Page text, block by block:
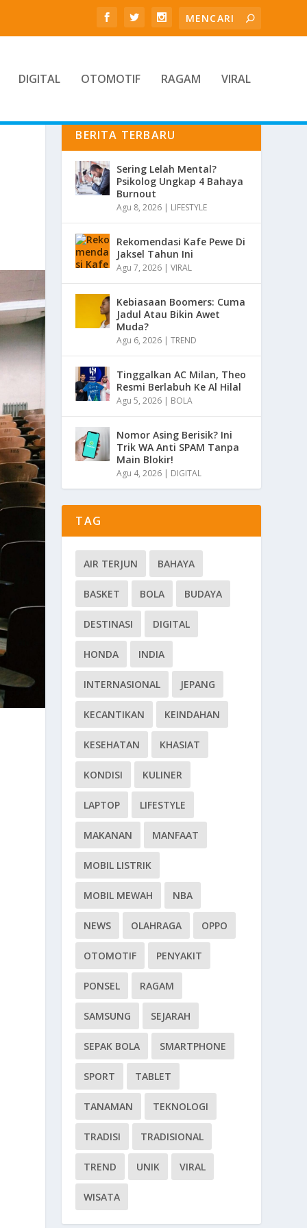
DIGITAL OTOMOTIF RAGAM VIRAL
BERITA TERBARU
Sering Lelah Mental?
Psikolog Ungkap 4 Bahaya
Burnout
Agu 8, 2026 | LIFESTYLE
Rekomendasi Kafe Pewe Di
Jaksel Tahun Ini
Agu 7, 2026 |VIRAL
Kebiasaan Boomers: Cuma
Jadul Atau Bikin Awet
Muda?
Agu 6, 2026 |TREND
Tinggalkan AC Milan, Theo
Resmi Berlabuh Ke Al Hilal
Agu 5, 2026 | BOLA
Nomor Asing Berisik? Ini
Trik WA Anti SPAM Tanpa
Main Blokir!
Agu 4, 2026 | DIGITAL
TAG
AIR TERJUN BAHAYA
BASKET BOLA BUDAYA
DESTINASI DIGITAL
HONDA INDIA
INTERNASIONAL JEPANG
KECANTIKAN KEINDAHAN
KESEHATAN KHASIAT
KONDISI KULINER
LAPTOP LIFESTYLE
MAKANAN MANFAAT
MOBIL LISTRIK
MOBIL MEWAH NBA
NEWS OLAHRAGA OPPO
OTOMOTIF PENYAKIT
PONSEL RAGAM
SAMSUNG SEJARAH
SEPAK BOLA SMARTPHONE
SPORT TABLET
TANAMAN TEKNOLOGI
TRADISI TRADISIONAL
TREND UNIK VIRAL
WISATA